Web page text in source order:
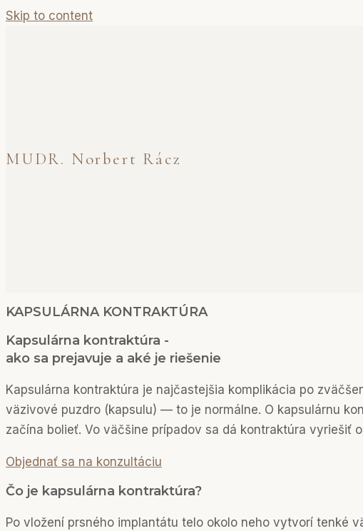
Skip to content
MUDR. Norbert Rácz
KAPSULÁRNA KONTRAKTÚRA
Kapsulárna kontraktúra -
ako sa prejavuje a aké je riešenie
Kapsulárna kontraktúra je najčastejšia komplikácia po
väzivové puzdro (kapsulu) — to je normálne. O kapsulárnu
začína bolieť. Vo väčšine prípadov sa dá kontraktúra vyriešiť
Objednať sa na konzultáciu
Čo je kapsulárna kontraktúra?
Po vložení prsného implantátu telo okolo neho vytvorí tenké